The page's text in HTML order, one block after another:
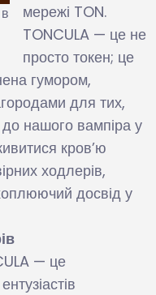
мережі TON.
TONCULA — це не
просто токен; це
гумором,
для тих,
нашого вампіра у
кров’ю
ходлерів,
досвід у
— це